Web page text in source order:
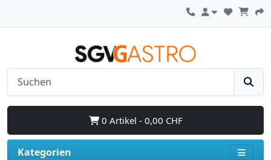
0 Artikel - 0,00 CHF
Kategorien